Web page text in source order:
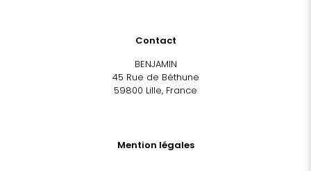
Contact
BENJAMIN
45 Rue de Béthune
59800 Lille, France
Mention légales